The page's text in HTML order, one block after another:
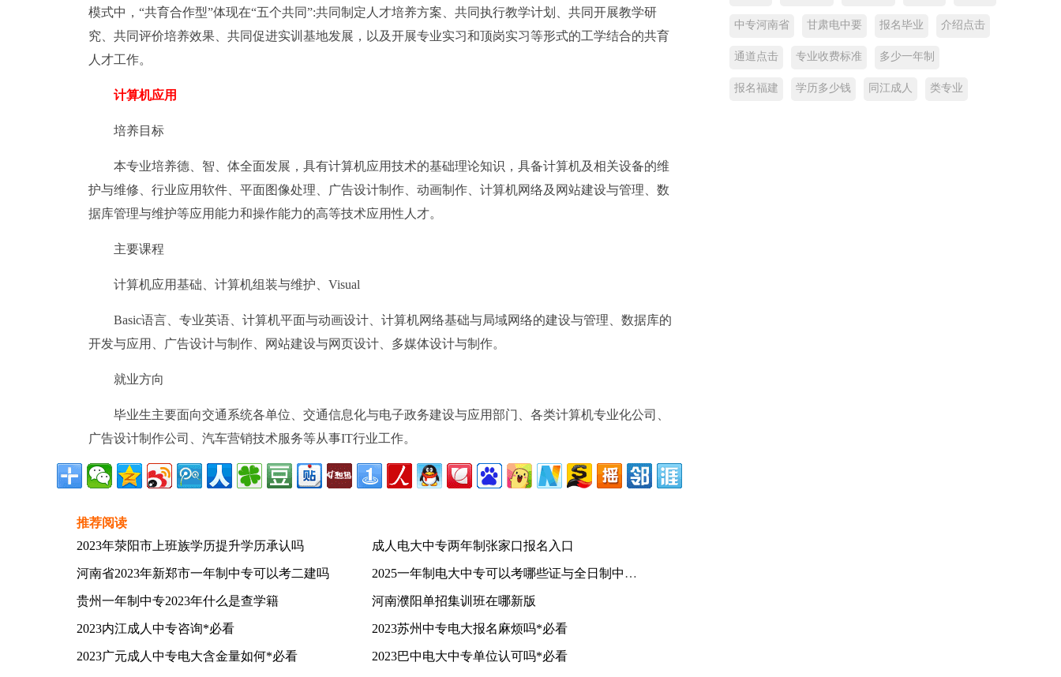
模式中，“共育合作型”体现在“五个共同”:共同制定人才培养方案、共同执行教学计划、共同开展教学研
究、共同评价培养效果、共同促进实训基地发展，以及开展专业实习和顶岗实习等形式的工学结合的共育
人才工作。
计算机应用
培养目标
本专业培养德、智、体全面发展，具有计算机应用技术的基础理论知识，具备计算机及相关设备的维
护与维修、行业应用软件、平面图像处理、广告设计制作、动画制作、计算机网络及网站建设与管理、数
据库管理与维护等应用能力和操作能力的高等技术应用性人才。
主要课程
计算机应用基础、计算机组装与维护、Visual
Basic语言、专业英语、计算机平面与动画设计、计算机网络基础与局域网络的建设与管理、数据库的
开发与应用、广告设计与制作、网站建设与网页设计、多媒体设计与制作。
就业方向
毕业生主要面向交通系统各单位、交通信息化与电子政务建设与应用部门、各类计算机专业化公司、
广告设计制作公司、汽车营销技术服务等从事IT行业工作。
推荐阅读
2023年荥阳市上班族学历提升学历承认吗
成人电大中专两年制张家口报名入口
河南省2023年新郑市一年制中专可以考二建吗 2025一年制电大中专可以考哪些证与全日制中专对比含金量
贵州一年制中专2023年什么是查学籍 河南濮阳单招集训班在哪新版
2023内江成人中专咨询*必看 2023苏州中专电大报名麻烦吗*必看
2023广元成人中专电大含金量如何*必看 2023巴中电大中专单位认可吗*必看
中专河南省 甘肃电中要 报名毕业 介绍点击
通道点击 专业收费标准 多少一年制
报名福建 学历多少钱 同江成人 类专业